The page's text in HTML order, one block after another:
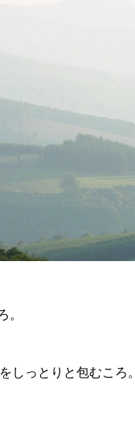
。
しっとりと包むこ